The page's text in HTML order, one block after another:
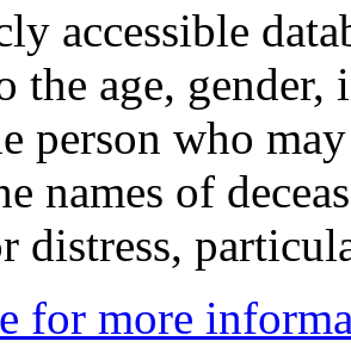
accessible
the age,
person who
names of
distress,
for more